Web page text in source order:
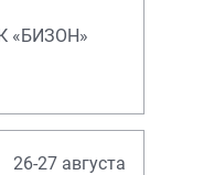
«БИЗОН»
26-27 августа